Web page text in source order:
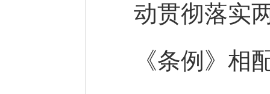
动贯彻落实
《条例》相